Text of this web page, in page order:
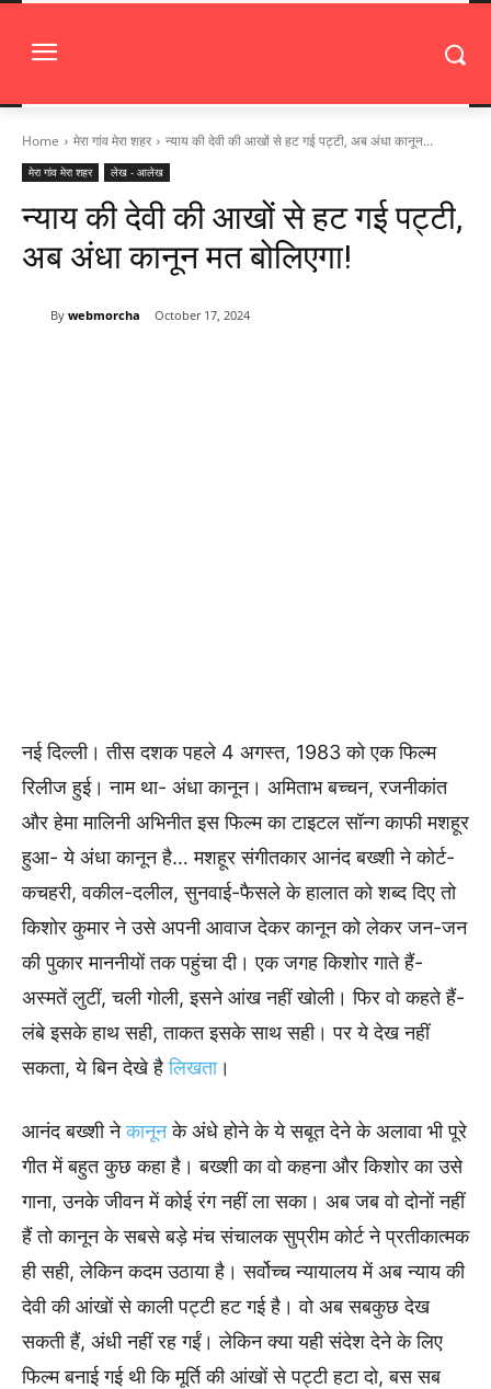
Home मेरा गांव मेरा शहर न्याय की देवी की आखों से हट गई पट्टी, अब अंधा कानून...
मेरा गांव मेरा शहर लेख - आलेख
न्याय की देवी की आखों से हट गई पट्टी,
अब अंधा कानून मत बोलिएगा!
By webmorcha October 17, 2024
नई दिल्ली। तीस दशक पहले 4 अगस्त, 1983 को एक फिल्म
रिलीज हुई। नाम था- अंधा कानून। अमिताभ बच्चन, रजनीकांत
और हेमा मालिनी अभिनीत इस फिल्म का टाइटल सॉन्ग काफी मशहूर
हुआ- ये अंधा कानून है… मशहूर संगीतकार आनंद बख्शी ने कोर्ट-
कचहरी, वकील-दलील, सुनवाई-फैसले के हालात को शब्द दिए तो
किशोर कुमार ने उसे अपनी आवाज देकर कानून को लेकर जन-जन
की पुकार माननीयों तक पहुंचा दी। एक जगह किशोर गाते हैं-
अस्मतें लुटीं, चली गोली, इसने आंख नहीं खोली। फिर वो कहते हैं-
लंबे इसके हाथ सही, ताकत इसके साथ सही। पर ये देख नहीं
सकता, ये बिन देखे हैलिखता।
आनंद बख्शी नेकानूनके अंधे होने के ये सबूत देने के अलावा भी पूरे
गीत में बहुत कुछ कहा है। बख्शी का वो कहना और किशोर का उसे
गाना, उनके जीवन में कोई रंग नहीं ला सका। अब जब वो दोनों नहीं
हैं तो कानून के सबसे बड़े मंच संचालक सुप्रीम कोर्ट ने प्रतीकात्मक
ही सही, लेकिन कदम उठाया है। सर्वोच्च न्यायालय में अब न्याय की
देवी की आंखों से काली पट्टी हट गई है। वो अब सबकुछ देख
सकती हैं, अंधी नहीं रह गईं। लेकिन क्या यही संदेश देने के लिए
फिल्म बनाई गई थी कि मूर्ति की आंखों से पट्टी हटा दो, बस सब